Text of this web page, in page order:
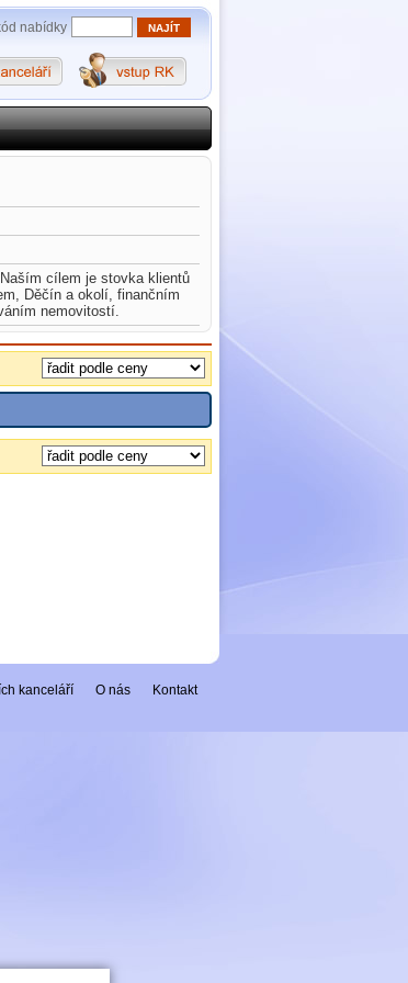
cílem je stovka klientů
Děčín a okolí, finančním
nemovitostí.
nabídky
Kontakt
O nás
kanceláří